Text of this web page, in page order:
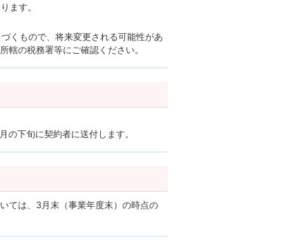
ます。
くもので、将来変更される可能性があ
轄の税務署等にご確認ください。
下旬に契約者に送付します。
ては、3月末（事業年度末）の時点の